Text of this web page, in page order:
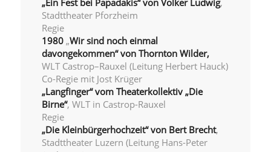
„Ein Fest bei Papadakis“ von Volker Ludwig,
Stadttheater Pforzheim
Regie
1980 „Wir sind noch einmal
davongekommen“ von Thornton Wilder,
WLT Castrop–Rauxel (Leitung Herbert Hauck)
Co-Regie mit Jost Krüger
„Langfinger“ vom Theaterkollektiv „Die
Birne“, WLT in Castrop-Rauxel
Regie
„Die Kleinbürgerhochzeit“ von Bert Brecht,
Stadttheater Luzern (Leitung Hans-Peter